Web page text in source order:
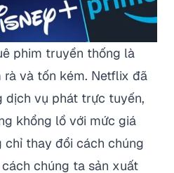
phim truyền thống là
và tốn kém. Netflix đã
dịch vụ phát trực tuyến,
khổng lồ với mức giá
chỉ thay đổi cách chúng
chúng ta sản xuất